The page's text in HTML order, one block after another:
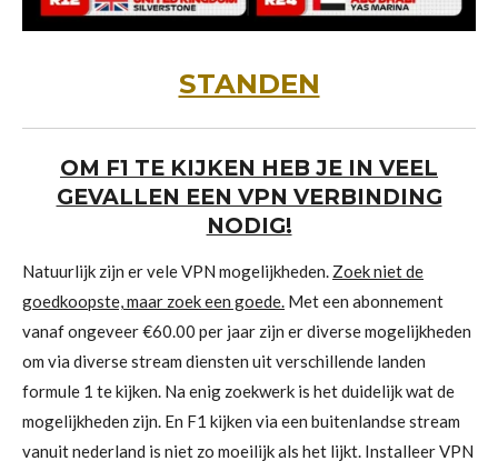
STANDEN
OM F1 TE KIJKEN HEB JE IN VEEL
GEVALLEN EEN VPN VERBINDING
NODIG!
Natuurlijk zijn er vele VPN mogelijkheden. Zoek niet de
goedkoopste, maar zoek een goede. Met een abonnement
vanaf ongeveer €60.00 per jaar zijn er diverse mogelijkheden
om via diverse stream diensten uit verschillende landen
formule 1 te kijken. Na enig zoekwerk is het duidelijk wat de
mogelijkheden zijn. En F1 kijken via een buitenlandse stream
vanuit nederland is niet zo moeilijk als het lijkt. Installeer VPN